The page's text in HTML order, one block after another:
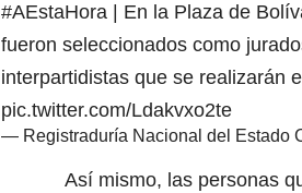
#AEstaHora | En la Plaza de
fueron seleccionados como
interpartidistas que se realizarán
pic.twitter.com/Ldakvxo2te
— Registraduría Nacional del Estado
Así mismo, las personas